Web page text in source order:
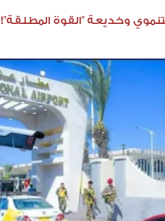
وخديعة "القوة المطلقة"!